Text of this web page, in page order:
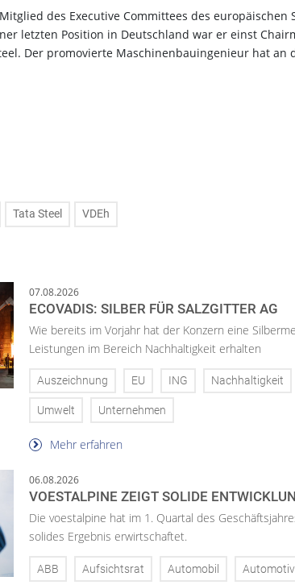
des Executive Committees des
letzten Position in Deutschland war er einst
Der promovierte Maschinenbauingenieur hat an
Tata Steel VDEh
07.08.2026
ECOVADIS: SILBER FÜR SALZGITTER AG
Wie bereits im Vorjahr hat der Konzern eine
Leistungen im Bereich Nachhaltigkeit erhalten
Auszeichnung EU ING Nachhaltigkeit
Umwelt Unternehmen
Mehr erfahren
06.08.2026
VOESTALPINE ZEIGT SOLIDE
Die voestalpine hat im 1. Quartal des
solides Ergebnis erwirtschaftet.
ABB Aufsichtsrat Automobil